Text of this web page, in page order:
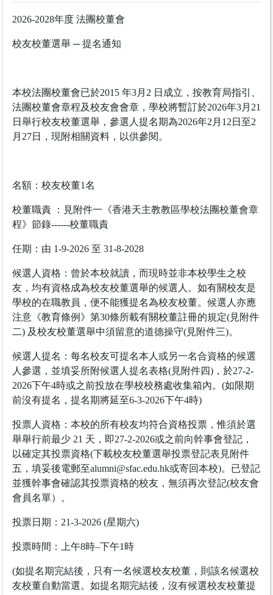
2026-2028年度 法團校董會
校友校董選舉 ─ 提名通知
​本校法團校董會已於2015 年3月2 日成立，按教育局指引、
法團校董會章程及校友會會章，學校將暫訂於2026年3月21
日舉行校友校董選舉，參選人提名期為2026年2月12日至2
月27日，現附相關資料，以供參閱。
名額：校友校董1名
校董職責 ：見附件一《香港天主教教區學校法團校董會章
程》節錄------校董職責
任​期：由 1-9-2026 至 31-8-2028
候選人資格：曾於本校就讀，而現時並非本校學生之校
友，均有資格成為校友校董選舉的候選人。如有關校友是
學校的在職教員，便不能獲提名為校友校董。候選人亦應
注意《教育條例》第30條所載有關校董註冊的規定(見附件
二) 及校友校董選舉中須留意的道德操守(見附件三)。
候選人提名：每名校友可提名本人或另一名合資格的候選
人參選，並填妥所附候選人提名表格(見附件四)，於27-2-
2026下午4時或之前投放在學校校務處收集箱內。(如限期
前沒有提名，提名期將延至6-3-2026下午4時)
投票人資格：本校的所有校友均符合資格投票，惟須於選
舉舉行前最少 21 天，即27-2-2026或之前向幹事會登記，
以確定其投票資格(下載校友校董選舉投票登記表見附件
五，填妥後電郵至alumni@sfac.edu.hk或寄回本校)。已登記
並獲幹事會確認其投票資格的校友，無須再次登記(校友會
會員名單）。
投票日期：21-3-2026 (星期六)
投票時間：上午8時–下午1時
(如提名期完結後，只有一名候選校友校董，則該名候選校
友校董自動當選。如提名期完結後，沒有候選校友校董提